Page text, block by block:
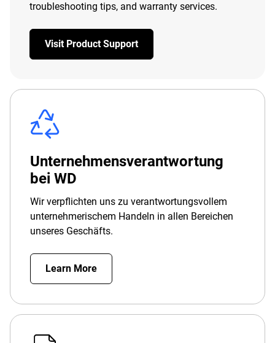
troubleshooting tips, and warranty services.
Visit Product Support
Unternehmensverantwortung
bei WD
Wir verpflichten uns zu verantwortungsvollem
unternehmerischem Handeln in allen Bereichen
unseres Geschäfts.
Learn More